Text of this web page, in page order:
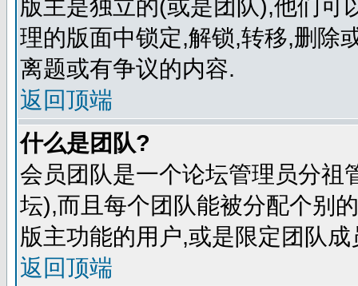
版主是独立的(或是团队),他们可
理的版面中锁定,解锁,转移,删除
离题或有争议的内容.
返回顶端
什么是团队?
会员团队是一个论坛管理员分祖
坛),而且每个团队能被分配个别
版主功能的用户,或是限定团队
返回顶端